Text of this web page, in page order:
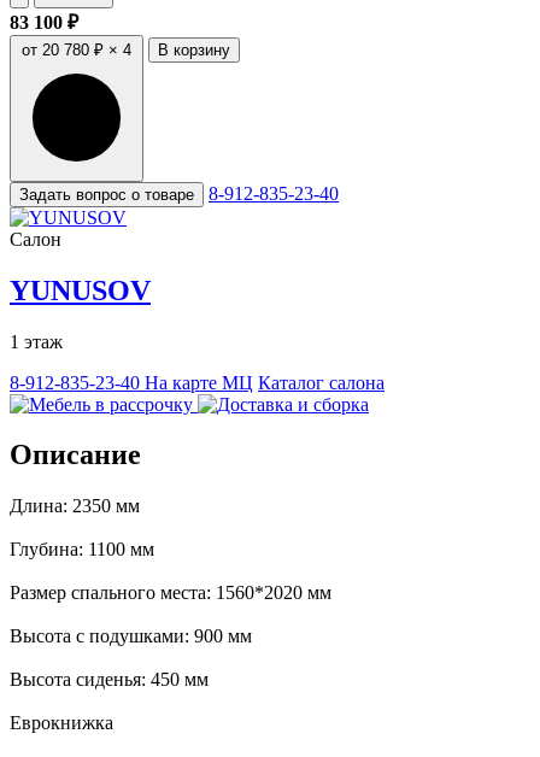
83 100 ₽
от 20 780 ₽ × 4 В корзину
Задать вопрос о товаре 8-912-835-23-40
Салон
YUNUSOV
1 этаж
8-912-835-23-40 На карте МЦ Каталог салона
Описание
Длина: 2350 мм
Глубина: 1100 мм
Размер спального места: 1560*2020 мм
Высота с подушками: 900 мм
Высота сиденья: 450 мм
Еврокнижка